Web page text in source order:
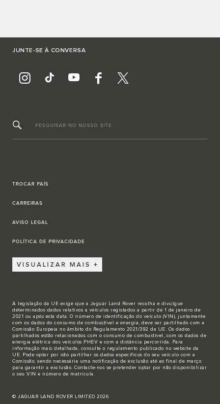
JUNTE-SE À CONVERSA
PESQUISAR NO NOSSO SITE
TROCAR PAÍS
CARREIRAS
AVISO LEGAL
POLÍTICA DE PRIVACIDADE
VISUALIZAR MAIS
A legislação da UE exige que a Jaguar Land Rover recolha e divulgue
determinados dados relativos a veículos registados a partir de 1 de janeiro de
2021 ou após esta data. O número de identificação do veículo (VIN), juntamente
com os dados do consumo de combustível e energia, deve ser partilhado com a
Comissão Europeia no âmbito do Regulamento 2021/392 da UE. Os dados
partilhados estão relacionados com o consumo de combustível, com os dados de
energia elétrica dos veículos PHEV e com a distância percorrida. Para
informação mais detalhada, consulte o regulamento publicado no website da
UE. Pode optar por não partilhar os dados específicos do seu veículo com a
Comissão, sendo necessária uma notificação de exclusão até ao final de março
para garantir a exclusão. Contacte-nos se pretender optar por não disponibilizar
o seu VIN e número de matrícula.
© JAGUAR LAND ROVER LIMITED 2026